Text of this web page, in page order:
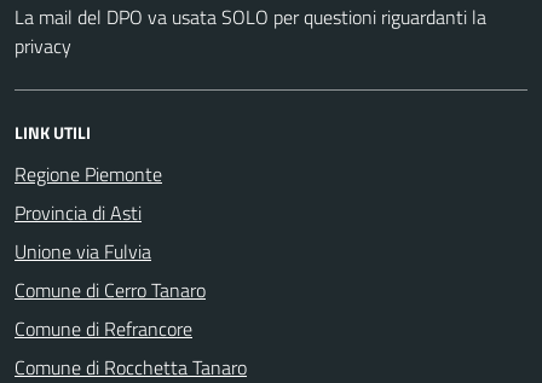
La mail del DPO va usata SOLO per questioni riguardanti la
privacy
LINK UTILI
Regione Piemonte
Provincia di Asti
Unione via Fulvia
Comune di Cerro Tanaro
Comune di Refrancore
Comune di Rocchetta Tanaro